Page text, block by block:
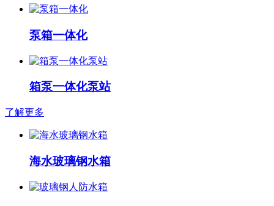
泵箱一体化
箱泵一体化泵站
了解更多
海水玻璃钢水箱